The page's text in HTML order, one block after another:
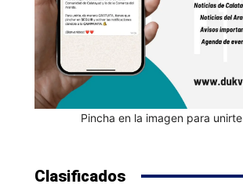
Pincha en la imagen para unirte
Clasificados